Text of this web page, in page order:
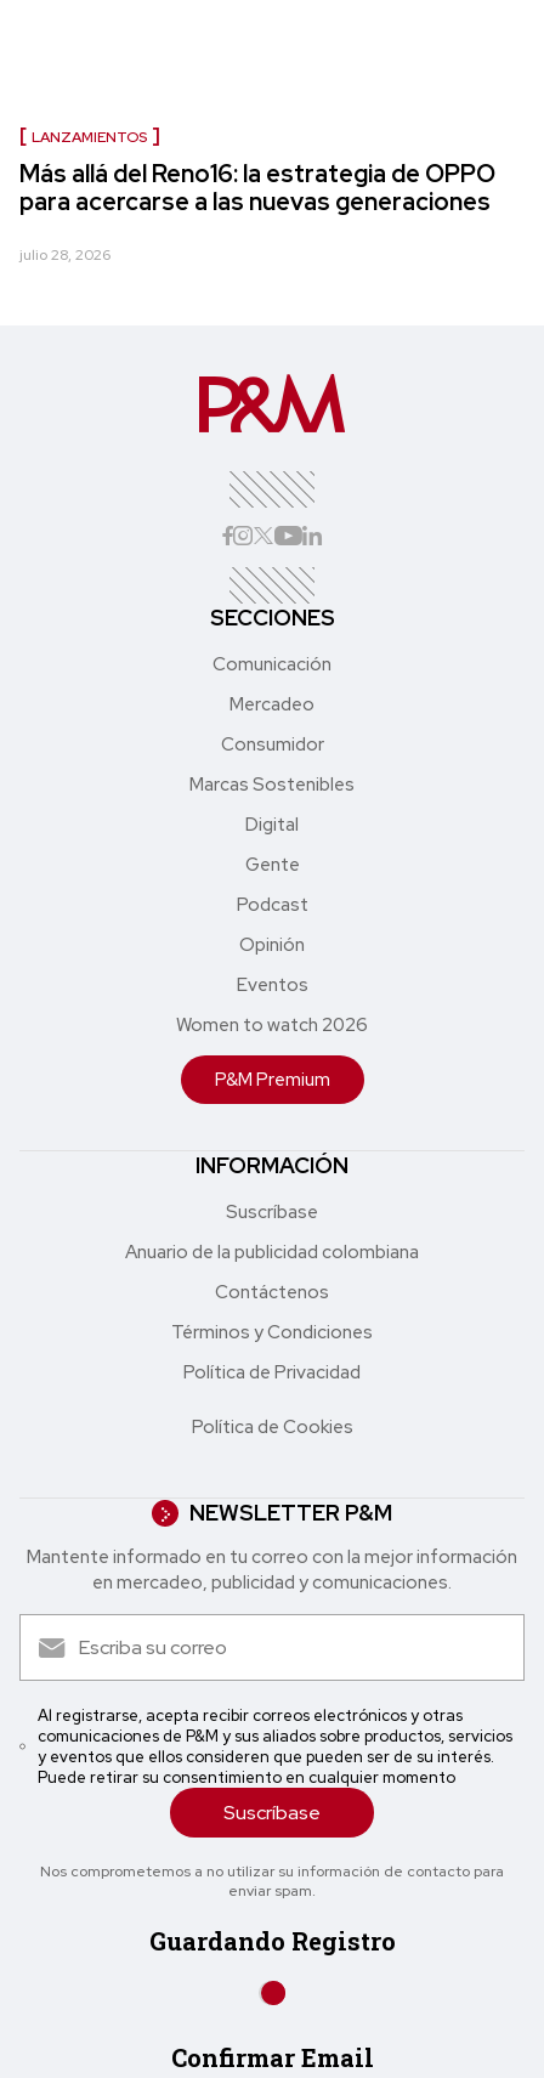
LANZAMIENTOS
Más allá del Reno16: la estrategia de OPPO
para acercarse a las nuevas generaciones
julio 28, 2026
SECCIONES
Comunicación
Mercadeo
Consumidor
Marcas Sostenibles
Digital
Gente
Podcast
Opinión
Eventos
Women to watch 2026
P&M Premium
INFORMACIÓN
Suscríbase
Anuario de la publicidad colombiana
Contáctenos
Términos y Condiciones
Política de Privacidad
Política de Cookies
NEWSLETTER P&M
Mantente informado en tu correo con la mejor in formación
en mercadeo, publicidad y comunicaciones.
Al registrarse, acepta recibir correos electrónicos y otras
comunicaciones de P&M y sus aliados sobre productos, servicios
y eventos que ellos consideren que pueden ser de su interés.
Puede retirar su consentimiento en cualquier momento
Suscríbase
Nos comprometemos a no utilizar su información de contacto para
enviar spam.
Guardando Registro
Confirmar Email